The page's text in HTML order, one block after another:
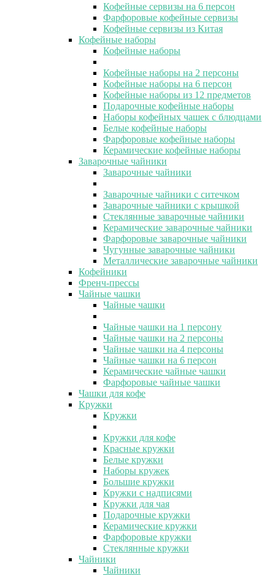
Кофейные сервизы на 6 персон
Фарфоровые кофейные сервизы
Кофейные сервизы из Китая
Кофейные наборы
Кофейные наборы
Кофейные наборы на 2 персоны
Кофейные наборы на 6 персон
Кофейные наборы из 12 предметов
Подарочные кофейные наборы
Наборы кофейных чашек с блюдцами
Белые кофейные наборы
Фарфоровые кофейные наборы
Керамические кофейные наборы
Заварочные чайники
Заварочные чайники
Заварочные чайники с ситечком
Заварочные чайники с крышкой
Стеклянные заварочные чайники
Керамические заварочные чайники
Фарфоровые заварочные чайники
Чугунные заварочные чайники
Металлические заварочные чайники
Кофейники
Френч-прессы
Чайные чашки
Чайные чашки
Чайные чашки на 1 персону
Чайные чашки на 2 персоны
Чайные чашки на 4 персоны
Чайные чашки на 6 персон
Керамические чайные чашки
Фарфоровые чайные чашки
Чашки для кофе
Кружки
Кружки
Кружки для кофе
Красные кружки
Белые кружки
Наборы кружек
Большие кружки
Кружки с надписями
Кружки для чая
Подарочные кружки
Керамические кружки
Фарфоровые кружки
Стеклянные кружки
Чайники
Чайники